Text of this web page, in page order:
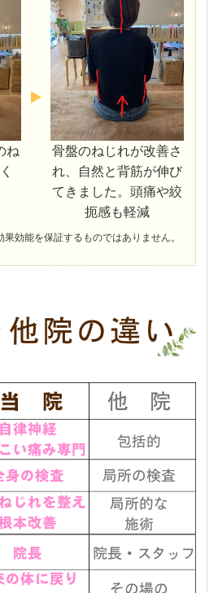
ね
骨盤のねじれが改善さ
れ、自然と背筋が伸び
てきました。頭痛や絞
扼感も軽減
効能を保証するものではありません。